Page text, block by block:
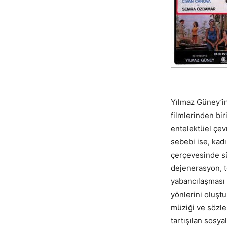
Yılmaz
filmlerinden
entelektüel
sebebi ise,
çerçevesinde
dejenerasyon,
yönlerini
müziği ve
tartışılan